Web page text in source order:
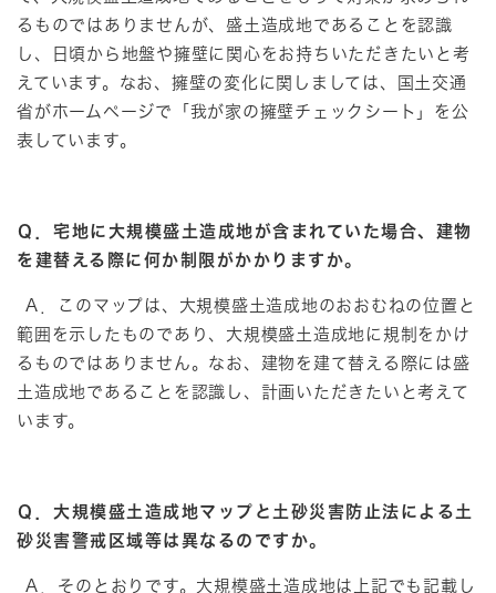
るものではありませんが、盛土造成地であることを認識
し、日頃から地盤や擁壁に関心をお持ちいただきたいと考
えています。なお、擁壁の変化に関しましては、国土交通
省がホームページで「我が家の擁壁チェックシート」を公
表しています。
Ｑ．宅地に大規模盛土造成地が含まれていた場合、建物
を建替える際に何か制限がかかりますか。
Ａ．このマップは、大規模盛土造成地のおおむねの位置と
範囲を示したものであり、大規模盛土造成地に規制をかけ
るものではありません。なお、建物を建て替える際には盛
土造成地であることを認識し、計画いただきたいと考えて
います。
Ｑ．大規模盛土造成地マップと土砂災害防止法による土
砂災害警戒区域等は異なるのですか。
Ａ．そのとおりです。大規模盛土造成地は上記でも記載し